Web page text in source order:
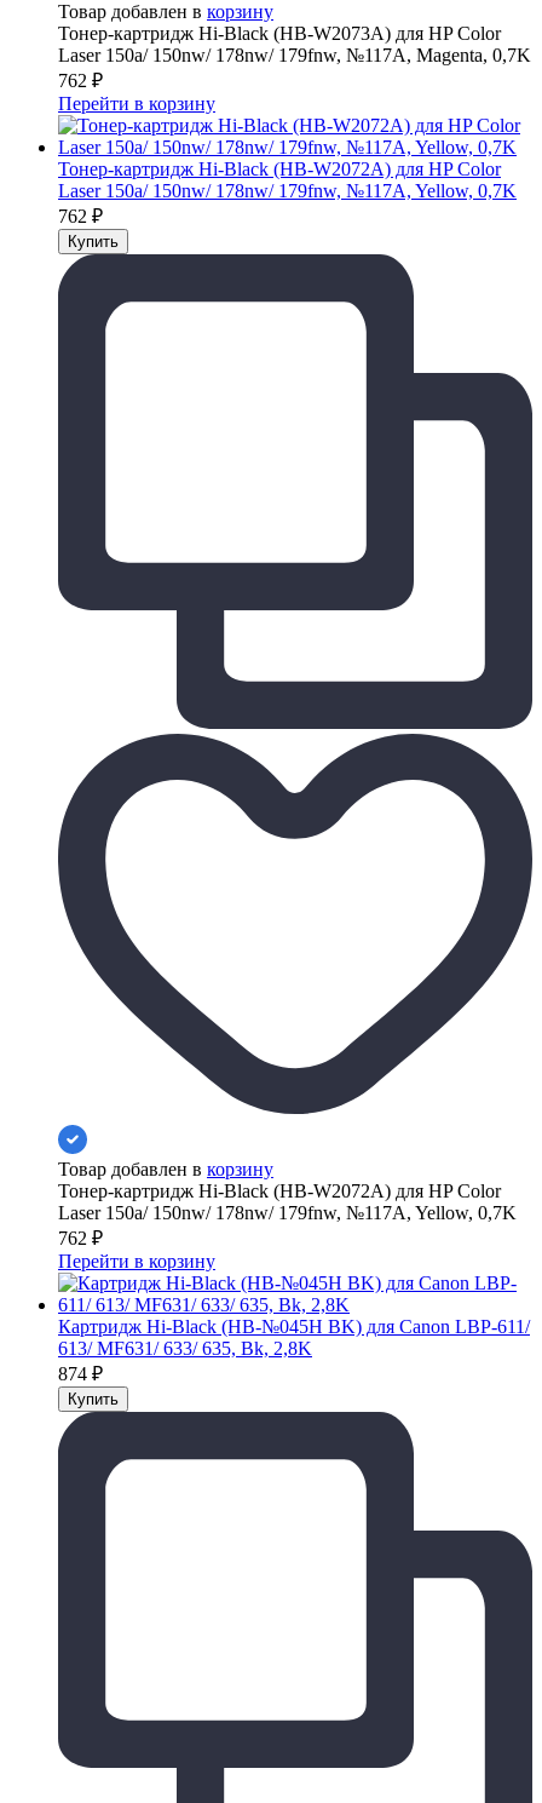
Товар добавлен в корзину
Тонер-картридж Hi-Black (HB-W2073A) для HP Color
Laser 150a/ 150nw/ 178nw/ 179fnw, №117A, Magenta, 0,7K
762 ₽
Перейти в корзину
Тонер-картридж Hi-Black (HB-W2072A) для HP Color
Laser 150a/ 150nw/ 178nw/ 179fnw, №117A, Yellow, 0,7K
762 ₽
Товар добавлен в корзину
Тонер-картридж Hi-Black (HB-W2072A) для HP Color
Laser 150a/ 150nw/ 178nw/ 179fnw, №117A, Yellow, 0,7K
762 ₽
Перейти в корзину
Картридж Hi-Black (HB-№045H BK) для Canon LBP-611/
613/ MF631/ 633/ 635, Bk, 2,8K
874 ₽